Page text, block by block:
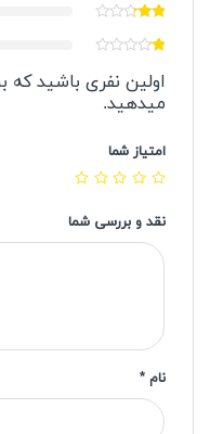
میدهید.
امتیاز شما
نقد و بررسی شما
نام*